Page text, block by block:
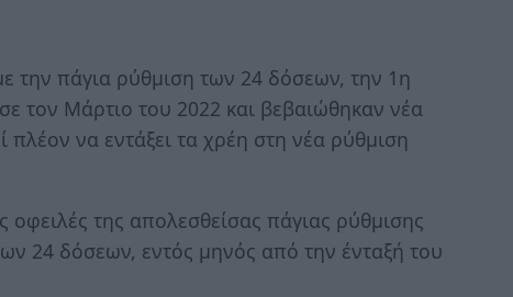
την πάγια ρύθμιση των 24 δόσεων, την 1η
τον Μάρτιο του 2022 και βεβαιώθηκαν νέα
πλέον να εντάξει τα χρέη στη νέα ρύθμιση
οφειλές της απολεσθείσας πάγιας ρύθμισης
24 δόσεων, εντός μηνός από την ένταξή του